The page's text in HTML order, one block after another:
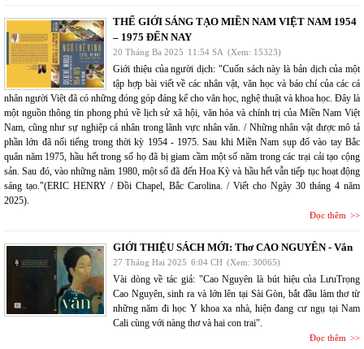
THẾ GIỚI SÁNG TẠO MIỀN NAM VIỆT NAM 1954
– 1975 ĐẾN NAY
20 Tháng Ba 2025 11:54 SA (Xem: 15323)
Giới thiệu của người dịch: "Cuốn sách này là bản dịch của một
tập hợp bài viết về các nhân vật, văn học và báo chí của các cá
nhân người Việt đã có những đóng góp đáng kể cho văn học, nghệ thuật và khoa học. Đây là
một nguồn thông tin phong phú về lịch sử xã hội, văn hóa và chính trị của Miền Nam Việt
Nam, cũng như sự nghiệp cá nhân trong lãnh vực nhân văn. / Những nhân vật được mô tả
phần lớn đã nổi tiếng trong thời kỳ 1954 - 1975. Sau khi Miền Nam sụp đổ vào tay Bắc
quân năm 1975, hầu hết trong số họ đã bị giam cầm một số năm trong các trại cải tạo cộng
sản. Sau đó, vào những năm 1980, một số đã đến Hoa Kỳ và hầu hết vẫn tiếp tục hoạt động
sáng tạo."(ERIC HENRY / Đồi Chapel, Bắc Carolina. / Viết cho Ngày 30 tháng 4 năm
2025).
Đọc thêm
GIỚI THIỆU SÁCH MỚI: Thơ CAO NGUYÊN - Vắn
27 Tháng Hai 2025 6:04 CH (Xem: 30065)
Vài dòng về tác giả: "Cao Nguyên là bút hiệu của LưuTrọng
Cao Nguyên, sinh ra và lớn lên tại Sài Gòn, bắt đầu làm thơ từ
những năm đi học Y khoa xa nhà, hiện đang cư ngụ tại Nam
Cali cùng với nàng thơ và hai con trai".
Đọc thêm